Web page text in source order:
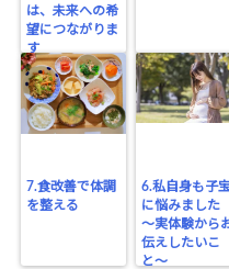
は、未来への希
望につながりま
す
7.食改善で体調
を整える
6.私自身も子
に悩みました
〜実体験から
伝えしたいこ
と〜